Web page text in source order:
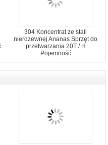
304 Koncentrat ze stali
nierdzewnej Ananas Sprzęt do
przetwarzania 20T / H
Pojemność